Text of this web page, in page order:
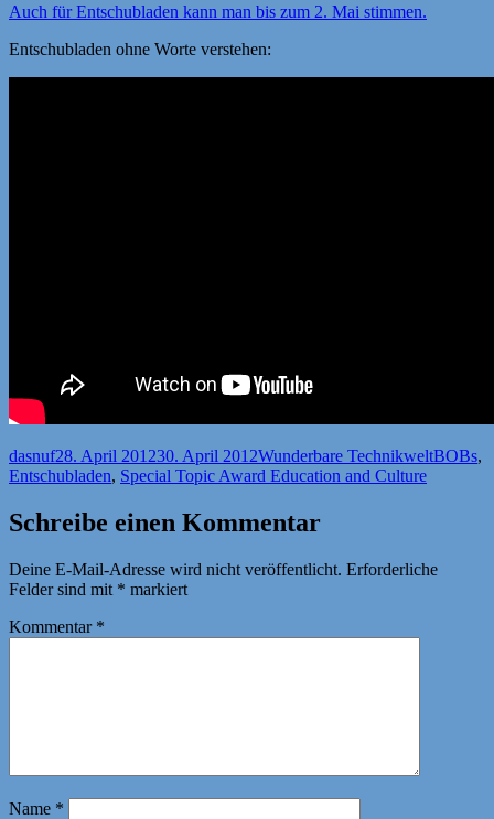
Auch für Entschubladen kann man bis zum 2. Mai stimmen.
Entschubladen ohne Worte verstehen:
Autor
dasnufVeröffentlicht
am
28. April 201230. April 2012Kategorien
Wunderbare TechnikweltBOBs,
Entschubladen, Special Topic Award Education and Culture
Schreibe einen Kommentar
Deine E-Mail-Adresse wird nicht veröffentlicht. Erforderliche
Felder sind mit * markiert
Kommentar *
Name *